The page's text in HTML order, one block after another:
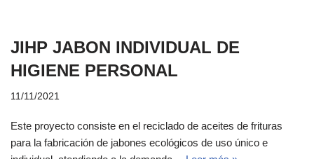
JIHP JABON INDIVIDUAL DE
HIGIENE PERSONAL
11/11/2021
Este proyecto consiste en el reciclado de aceites de frituras
para la fabricación de jabones ecológicos de uso único e